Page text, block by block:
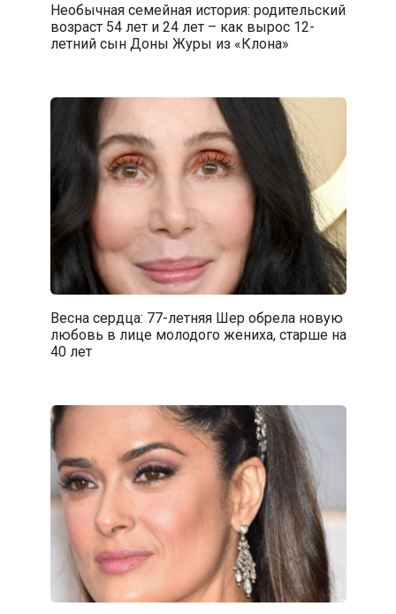
Необычная семейная история: родительский
возраст 54 лет и 24 лет – как вырос 12-
летний сын Доны Журы из «Клона»
Весна сердца: 77-летняя Шер обрела новую
любовь в лице молодого жениха, старше на
40 лет